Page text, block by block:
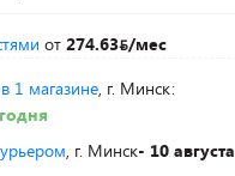
от 274.63 /мес
в 1 магазине, г. Минск:
, г. Минск- 10 августа